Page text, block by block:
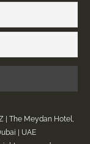
| The Meydan Hotel,
| UAE